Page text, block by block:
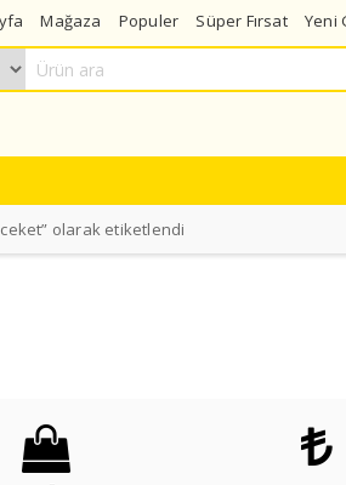
Mağaza Populer Süper Fırsat Yeni
ceket” olarak etiketlendi